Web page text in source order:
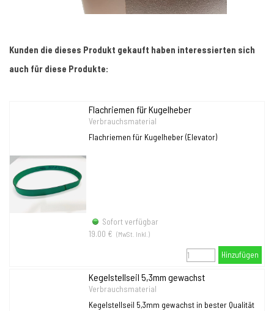
Kunden die dieses Produkt gekauft haben interessierten sich
auch für diese Produkte:
Flachriemen für Kugelheber
Verbrauchsmaterial
Flachriemen für Kugelheber (Elevator)
Sofort verfügbar
19.00 € (MwSt. Inkl.)
Hinzufügen
Kegelstellseil 5,3mm gewachst
Verbrauchsmaterial
Kegelstellseil 5,3mm gewachst in bester Qualität